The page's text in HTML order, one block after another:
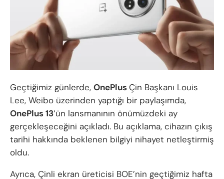
Geçtiğimiz günlerde, OnePlusÇin Başkanı Louis
Lee, Weibo üzerinden yaptığı bir paylaşımda,
OnePlus 13‘ün lansmanının önümüzdeki ay
gerçekleşeceğini açıkladı. Bu açıklama, cihazın çıkış
tarihi hakkında beklenen bilgiyi nihayet netleştirmiş
oldu.
Ayrıca, Çinli ekran üreticisi BOE’nin geçtiğimiz hafta